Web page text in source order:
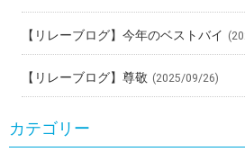
【リレーブログ】今年のベストバイ
【リレーブログ】尊敬 (2025/09/26)
カテゴリー